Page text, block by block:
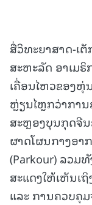
ສື່ວິທະຍາສາດ-ເ
ສະຫະລັດ ອາເມຣິ
ເຄື່ອນໄຫວຂອງຫຸ່
ຫຼ່ຽນໄຫຼກວ່າກາ
ສະຫຼອງບຸນກຸດຈີ
ຜາດໂຜນກາງອາ
(Parkour) ລວມ
ສະແດງໃຫ້ເຫັນເ
ແລະ ການຄວບຄຸ